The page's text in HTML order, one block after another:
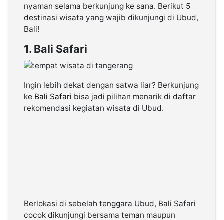
nyaman selama berkunjung ke sana. Berikut 5
destinasi wisata yang wajib dikunjungi di Ubud,
Bali!
1. Bali Safari
Ingin lebih dekat dengan satwa liar? Berkunjung
ke Bali Safari bisa jadi pilihan menarik di daftar
rekomendasi kegiatan wisata di Ubud.
Berlokasi di sebelah tenggara Ubud, Bali Safari
cocok dikunjungi bersama teman maupun